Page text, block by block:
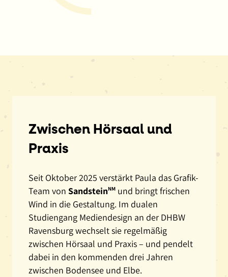
neue
die
Sächsischen
Landesärztekammer.
Am
Ende
des
Videos
sieht
Zwischen Hörsaal und
Praxis
Seit Oktober 2025 verstärkt Paula das Grafik-
Team von SandsteinNM und bringt frischen
Wind in die Gestaltung. Im dualen
Studiengang Mediendesign an der DHBW
Ravensburg wechselt sie regelmäßig
zwischen Hörsaal und Praxis – und pendelt
dabei in den kommenden drei Jahren
zwischen Bodensee und Elbe.